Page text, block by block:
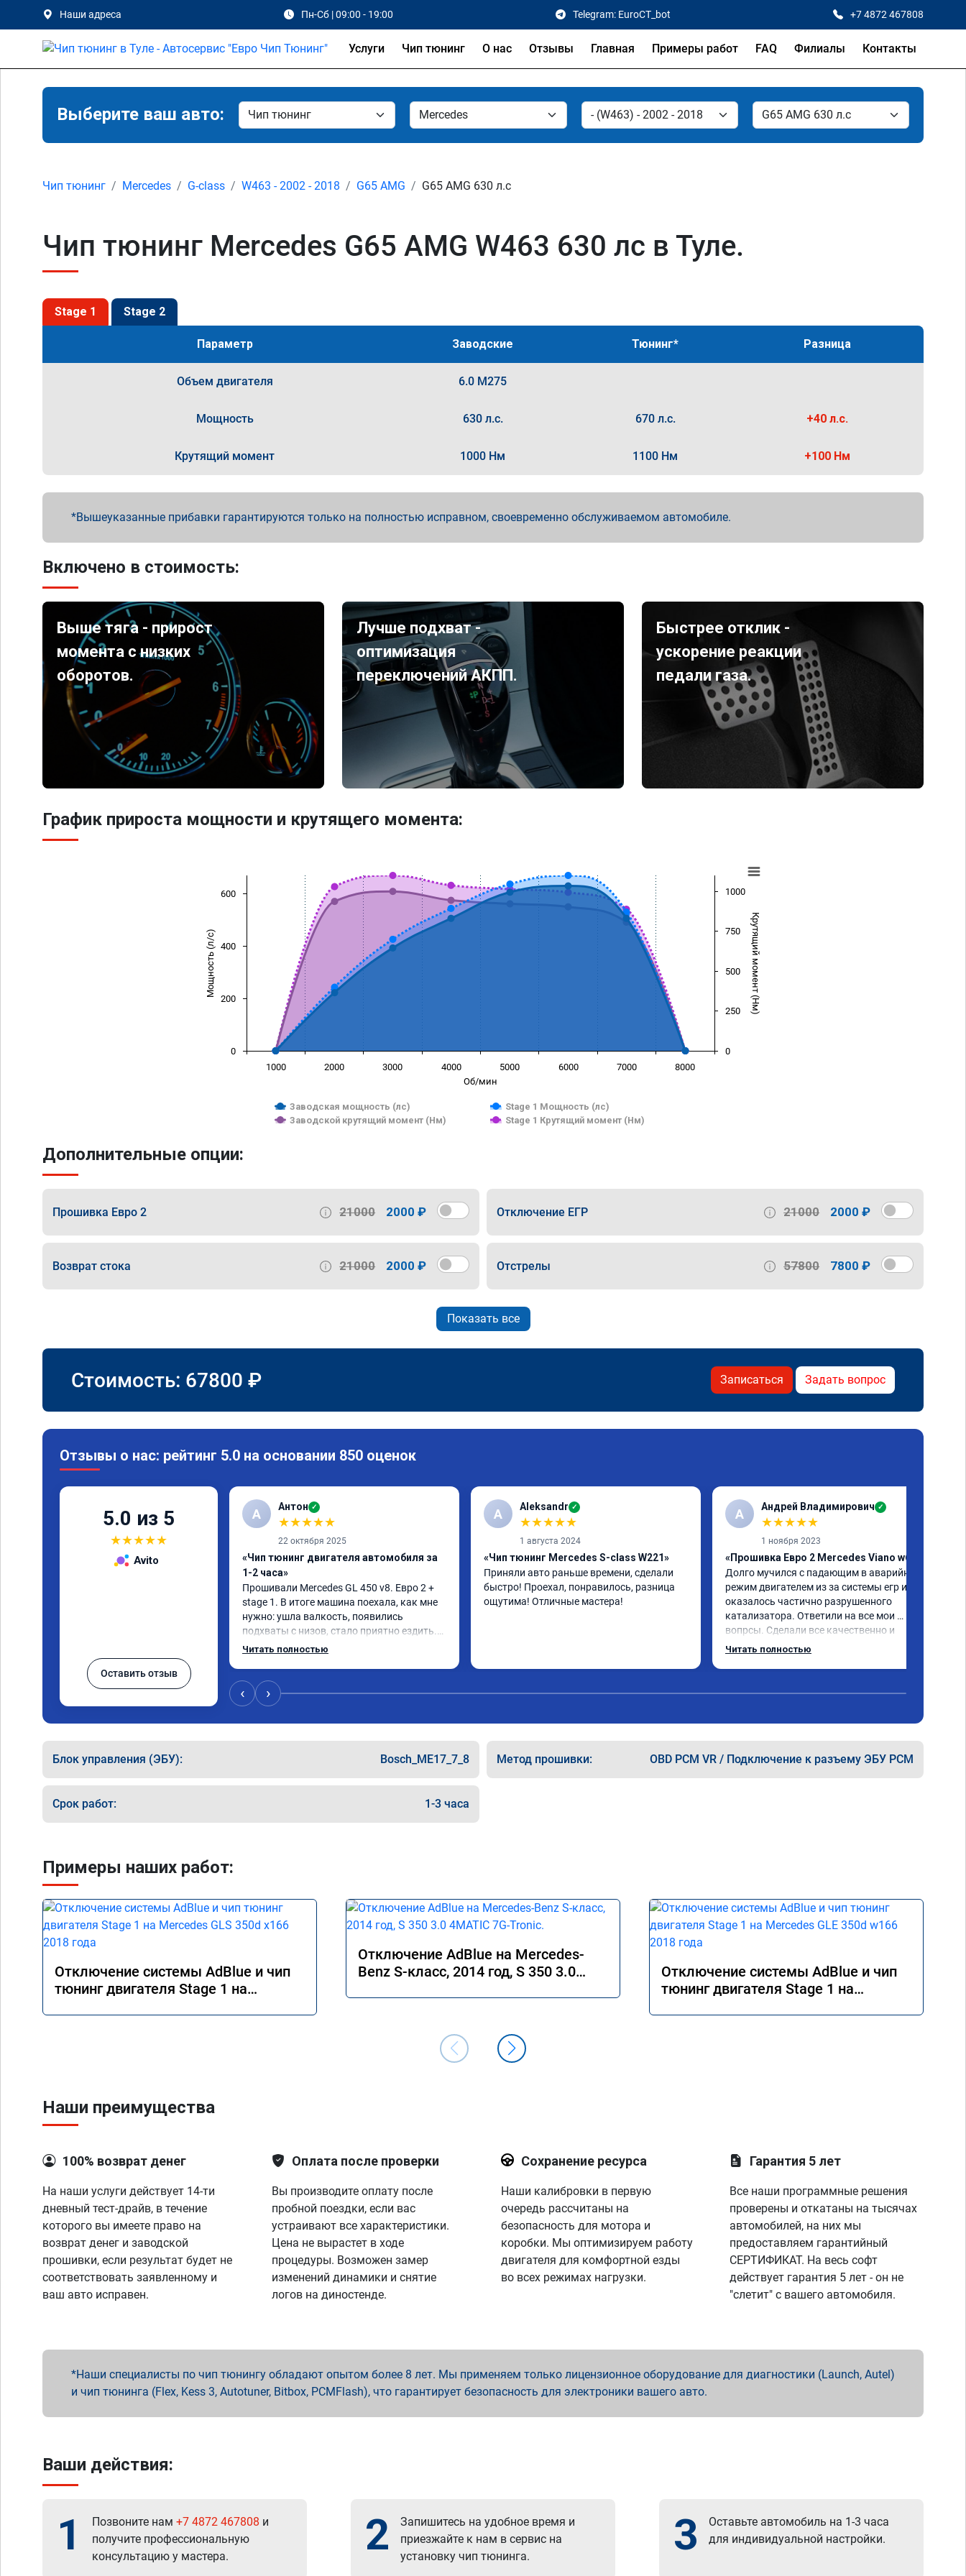
Наши адреса Пн-Сб | 09:00 - 19:00 Telegram: EuroCT_bot +7 4872 467808
Услуги Чип тюнинг О нас Отзывы Главная Примеры работ FAQ Филиалы Контакты
Выберите ваш авто:
Чип тюнинг Mercedes G-class W463 - 2002 - 2018 G65 AMG G65 AMG 630 л.с
Чип тюнинг Mercedes G65 AMG W463 630 лс в Туле.
Stage 1 Stage 2
Параметр Заводские Тюнинг* Разница
Объем двигателя 6.0 M275
Мощность 630 л.с. 670 л.с. +40 л.с.
Крутящий момент 1000 Нм 1100 Нм +100 Нм
Вышеуказанные прибавки гарантируются только на полностью исправном, своевременно обслуживаемом автомобиле.
Включено в стоимость:
Выше тяга - прирост
момента с низких
оборотов.
Лучше подхват -
оптимизация
переключений АКПП.
Быстрее отклик -
ускорение реакции
педали газа.
График прироста мощности и крутящего момента:
Об/мин
Мощность (л/с) Крутящий момент (Нм)
Заводская мощность (лс)
Stage 1 Мощность (лс)
Заводской крутящий момент (Нм)
Stage 1 Крутящий момент (Нм)
1000 2000 3000 4000 5000 6000 7000 8000
0
200
400
600
0
250
500
750
1000
Дополнительные опции:
Прошивка Евро 2 21000 2000 ₽ Отключение ЕГР 21000 2000 ₽
Возврат стока 21000 2000 ₽ Отстрелы 57800 7800 ₽
Показать все
Стоимость: 67800 ₽ Записаться Задать вопрос
Отзывы о нас: рейтинг 5.0 на основании 850 оценок
5.0 из 5
★★★★★
Avito
Оставить отзыв
А Антон ✓
★★★★★
22 октября 2025
«Чип тюнинг двигателя автомобиля за
1-2 часа»
Прошивали Mercedes GL 450 v8. Евро 2 +
stage 1. В итоге машина поехала, как мне
нужно: ушла валкость, появились
подхваты с низов, стало приятно ездить.
Одни из лучших трат, в авто! 🔥
Читать полностью
A Aleksandr ✓
★★★★★
1 августа 2024
«Чип тюнинг Mercedes S-class W221»
Приняли авто раньше времени, сделали
быстро! Проехал, понравилось, разница
ощутима! Отличные мастера!
А Андрей Владимирович ✓
★★★★★
1 ноября 2023
«Прошивка Евро 2 Mercedes Viano w639»
Долго мучился с падающим в аварийный
режим двигателем из за системы егр и как
оказалось частично разрушенного
катализатора. Ответили на все мои
вопрсы. Сделали все качественно и
несмотря на конец рабочего дня
Читать полностью
‹ ›
Блок управления (ЭБУ): Bosch_ME17_7_8 Метод прошивки: OBD PCM VR / Подключение к разъему ЭБУ PCM
Срок работ: 1-3 часа
Примеры наших работ:
Отключение системы AdBlue и чип
тюнинг двигателя Stage 1 на
Отключение AdBlue на Mercedes-
Benz S-класс, 2014 год, S 350 3.0
Отключение системы AdBlue и чип
тюнинг двигателя Stage 1 на
Наши преимущества
100% возврат денег
На наши услуги действует 14-ти
дневный тест-драйв, в течение
которого вы имеете право на
возврат денег и заводской
прошивки, если результат будет не
соответствовать заявленному и
ваш авто исправен.
Оплата после проверки
Вы производите оплату после
пробной поездки, если вас
устраивают все характеристики.
Цена не вырастет в ходе
процедуры. Возможен замер
изменений динамики и снятие
логов на диностенде.
Сохранение ресурса
Наши калибровки в первую
очередь рассчитаны на
безопасность для мотора и
коробки. Мы оптимизируем работу
двигателя для комфортной езды
во всех режимах нагрузки.
Гарантия 5 лет
Все наши программные решения
проверены и откатаны на тысячах
автомобилей, на них мы
предоставляем гарантийный
СЕРТИФИКАТ. На весь софт
действует гарантия 5 лет - он не
"слетит" с вашего автомобиля.
Наши специалисты по чип тюнингу обладают опытом более 8 лет. Мы применяем только лицензионное оборудование для диагностики (Launch, Autel)
и чип тюнинга (Flex, Kess 3, Autotuner, Bitbox, PCMFlash), что гарантирует безопасность для электроники вашего авто.
Ваши действия:
1 Позвоните нам +7 4872 467808 и
получите профессиональную
консультацию у мастера.
2
Запишитесь на удобное время и
приезжайте к нам в сервис на
установку чип тюнинга.
3
Оставьте автомобиль на 1-3 часа
для индивидуальной настройки.